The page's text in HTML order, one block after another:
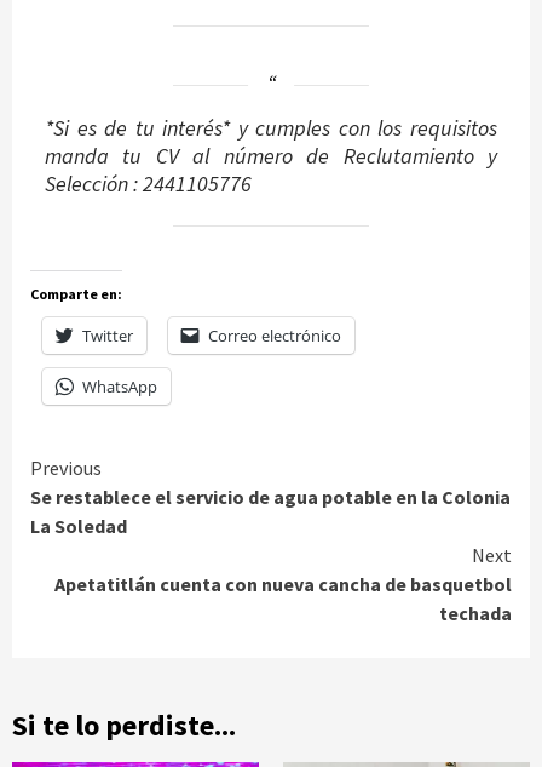
*Si es de tu interés* y cumples con los requisitos
manda tu CV al número de Reclutamiento y
Selección : 2441105776
Comparte en:
Twitter Correo electrónico
WhatsApp
Continue
Reading
Previous
Se restablece el servicio de agua potable en la Colonia
La Soledad
Next
Apetatitlán cuenta con nueva cancha de basquetbol
techada
Si te lo perdiste...